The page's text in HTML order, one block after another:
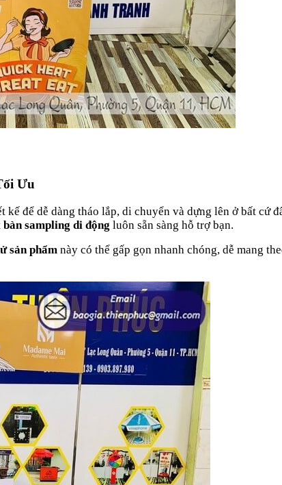
Ưu
để dễ dàng tháo lắp, di chuyển và dựng lên ở bất cứ
bàn sampling di động luôn sẵn sàng hỗ trợ bạn.
sản phẩm này có thể gấp gọn nhanh chóng, dễ mang